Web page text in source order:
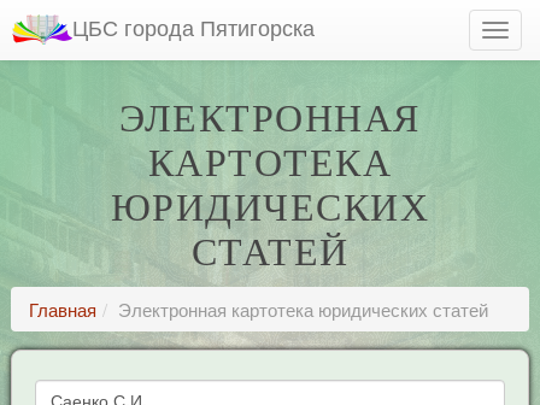
ЦБС города Пятигорска
ЭЛЕКТРОННАЯ
КАРТОТЕКА
ЮРИДИЧЕСКИХ
СТАТЕЙ
Главная Электронная картотека юридических статей